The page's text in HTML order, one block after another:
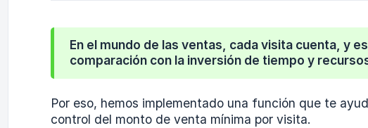
En el mundo de las ventas, cada visita cuenta, y
comparación con la inversión de tiempo y
Por eso, hemos implementado una función que te
control del monto de venta mínima por visita.